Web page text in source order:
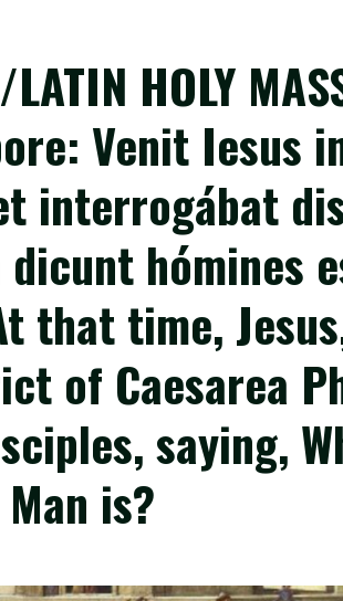
HOLY
Venit Iesus
interrogábat
hómines
that time,
of Caesarea
saying,
is?